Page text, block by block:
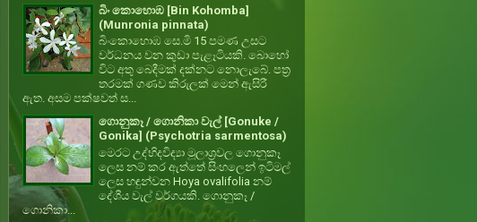
බිං කොහොඹ [Bin Kohomba]
(Munronia pinnata)
බිංකොහොඹ සෙ.මි 15 පමණ උසට
වර්ධනය වන කුඩා පැළෑටියකි. බොහෝ
විට අතු බෙදීමක් දක්නට නොලැබේ. පත්‍ර
තරමක් ගණව කිරුලක් මෙන් ඇසිරී
ඇත. අසම පක්ෂවත් ස...
ගොනුකෑ / ගොනිකා වැල් [Gonuke /
Gonika] (Psychotria sarmentosa)
මෙරට උද්භිදවිද්‍යා මූලාශ්‍රවල ගොනුකෑ
ලෙස නම් කර ඇත්තේ සිංහලෙන් ඉටිමල්
ලෙස හඳුන්වන Hoya ovalifolia නම්
දේශීය වැල් වර්ගයකි. ගොනුකෑ /
ගොනිකා...